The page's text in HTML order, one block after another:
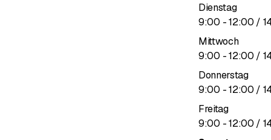
interproximaler
umfassende
Zahnarzt aus
einer professionellen
Aber vor allemeine
Dienstag
9:00 - bis
12:00 /
Mittwoch
9:00 - bis
12:00 /
Donnerstag
9:00 - bis
12:00 /
Freitag
9:00 - bis
12:00 /